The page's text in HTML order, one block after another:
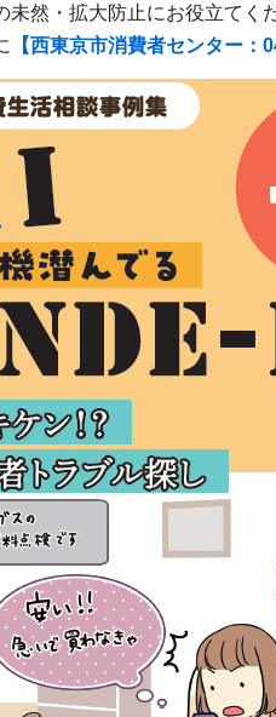
然・拡大防止にお役立てく
【西東京市消費者センター：